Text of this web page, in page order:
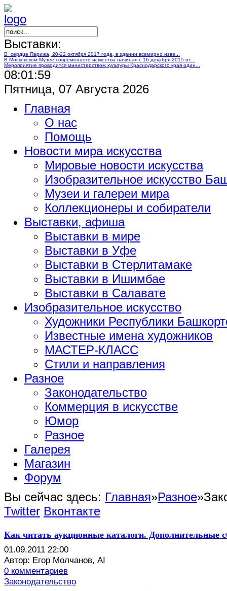
Выставки:
В сердце Парижа, 20-22 октября 2017 года, в здании всемирно изве...
В Московском Музее современного искусства начиная с 16 декабря 2015 от...
Мероприятие проводится министерством культуры Краснодарского края один...
08:02:00
Пятница, 07 Августа 2026
Главная
О нас
Помощь
Новости мира искусства
Мировые новости искусства
Изобразительное искусство
Музеи и галереи мира
Коллекционеры и собиратели
Выставки, афиша
Выставки в мире
Выставки в Уфе
Выставки в Стерлитамаке
Выставки в Ишимбае
Выставки в Салавате
Изобразительное искусство
Художники Республики
Известные имена художников
МАСТЕР-КЛАСС
Стили и направления
Разное
Законодательство
Коммерция в искусстве
Юмор
Разное
Галерея
Магазин
Форум
Вы сейчас здесь: Главная»Разное»
Twitter Вконтакте
Как читать аукционные каталоги. Дополнительные
01.09.2011 22:00
Автор: Егор Молчанов, AI
0 комментариев
Законодательство